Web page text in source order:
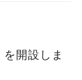
開設しま